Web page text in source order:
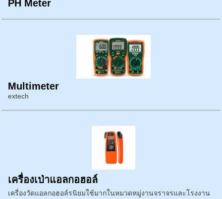
PH Meter
Multimeter
extech
เครื่องเป่าแอลกอฮอล์
เครื่องวัดแอลกอฮอล์รนิยมใช้มากในหมวดหมู่งานจราจรและโรงงาน